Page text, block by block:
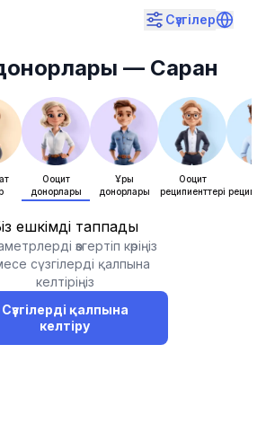
Сүзгілер
— Саран
Ооцит
донорлары
Ұрық
донорлары
Ооцит
реципиенттері
ешкімді таппадық
өзгертіп көріңіз
сүзгілерді қалпына
келтіріңіз
Сүзгілерді қалпына
келтіру